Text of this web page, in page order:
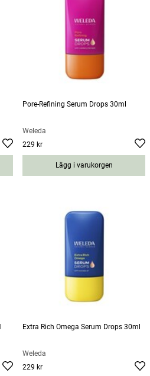
Pore-Refining Serum Drops 30ml
Weleda
Pris:
229 kr
Lägg i varukorgen
Extra Rich Omega Serum Drops 30ml
Weleda
Pris:
229 kr